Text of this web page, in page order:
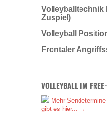
Volleyballtechnik
Zuspiel)
Volleyball
Frontaler
VOLLEYBALL IM
Mehr
gibt es hier... →